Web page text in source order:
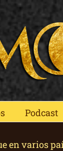
Podcast
en varios